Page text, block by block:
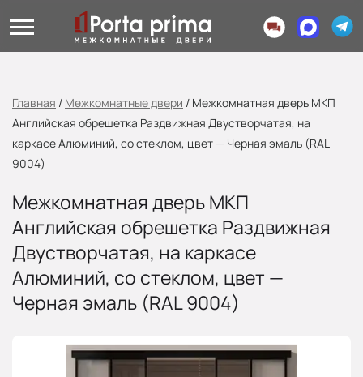
Главная / Межкомнатные двери / Межкомнатная дверь МКП
Английская обрешетка Раздвижная Двустворчатая, на
каркасе Алюминий, со стеклом, цвет — Черная эмаль (RAL
9004)
Межкомнатная дверь МКП
Английская обрешетка Раздвижная
Двустворчатая, на каркасе
Алюминий, со стеклом, цвет —
Черная эмаль (RAL 9004)